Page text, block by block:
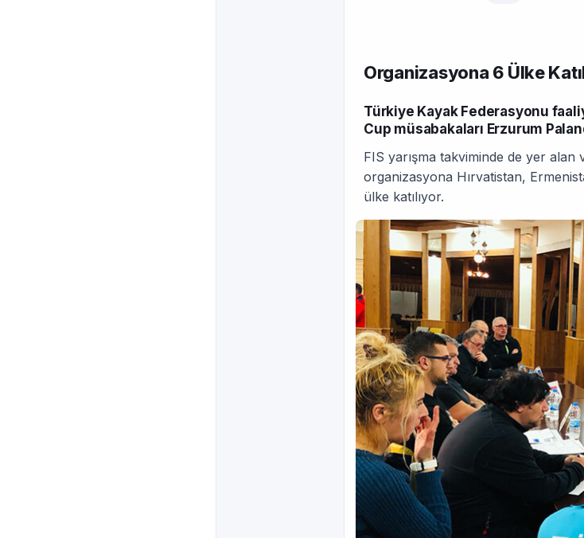
Organizasyona 6 Ülke
Türkiye Kayak Federasyonu
Cup müsabakaları Erzurum
FIS yarışma takviminde de yer alan
organizasyona Hırvatistan,
ülke katılıyor.